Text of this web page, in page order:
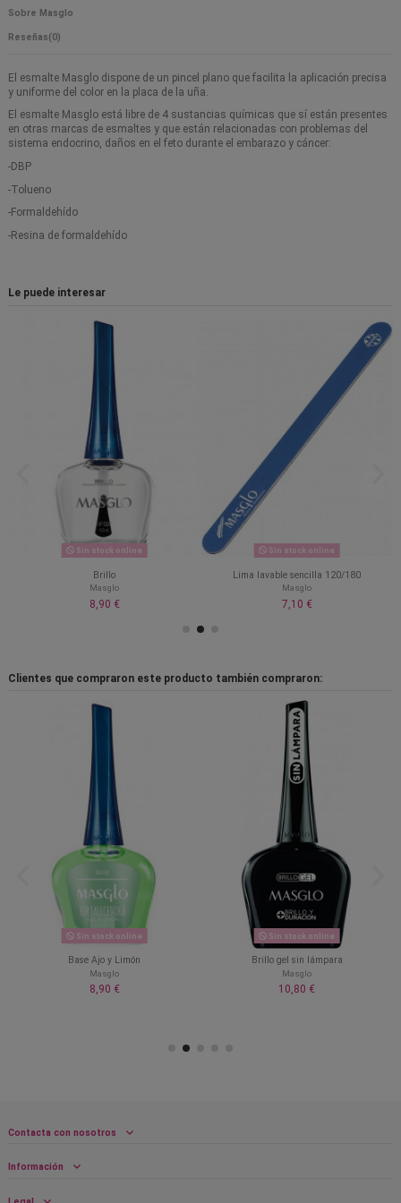
Sobre Masglo
Reseñas(0)
El esmalte Masglo dispone de un pincel plano que facilita la aplicación precisa
y uniforme del color en la placa de la uña.
El esmalte Masglo está libre de 4 sustancias químicas que sí están presentes
en otras marcas de esmaltes y que están relacionadas con problemas del
sistema endocrino, daños en el feto durante el embarazo y cáncer:
-DBP
-Tolueno
-Formaldehído
-Resina de formaldehído
Le puede interesar
Sin stock online
Brillo
Masglo
8,90 €
Sin stock online
Lima lavable sencilla 120/180
Masglo
7,10 €
Clientes que compraron este producto también compraron:
Sin stock online
Base Ajo y Limón
Masglo
8,90 €
Sin stock online
Brillo gel sin lámpara
Masglo
10,80 €
Contacta con nosotros
Información